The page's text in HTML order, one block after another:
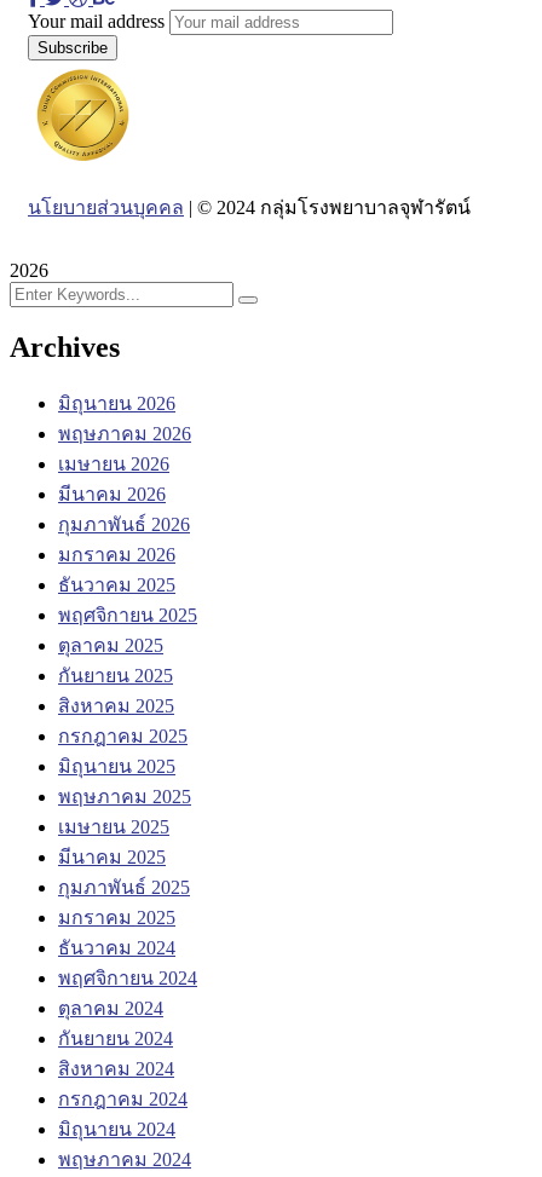
Your mail address
นโยบายส่วนบุคคล | © 2024 กลุ่มโรงพยาบาลจุฬารัตน์
2026
Archives
มิถุนายน 2026
พฤษภาคม 2026
เมษายน 2026
มีนาคม 2026
กุมภาพันธ์ 2026
มกราคม 2026
ธันวาคม 2025
พฤศจิกายน 2025
ตุลาคม 2025
กันยายน 2025
สิงหาคม 2025
กรกฎาคม 2025
มิถุนายน 2025
พฤษภาคม 2025
เมษายน 2025
มีนาคม 2025
กุมภาพันธ์ 2025
มกราคม 2025
ธันวาคม 2024
พฤศจิกายน 2024
ตุลาคม 2024
กันยายน 2024
สิงหาคม 2024
กรกฎาคม 2024
มิถุนายน 2024
พฤษภาคม 2024